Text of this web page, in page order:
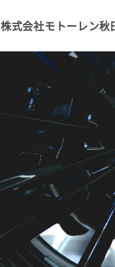
株式会社モトーレン秋